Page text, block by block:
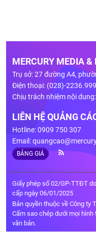
MERCURY MEDIA &
Trụ sở: 27 đường A4,
Điện thoại: (028)-
Chịu trách nhiệm nội
LIÊN HỆ QUẢNG
Hotline: 0909 750 307
Email:
BẢNG GIÁ
Giấy phép số 02/GP-TTĐT
cấp ngày 06/01/2025
Bản quyền thuộc về Công ty
Cấm sao chép dưới mọi
văn bản.